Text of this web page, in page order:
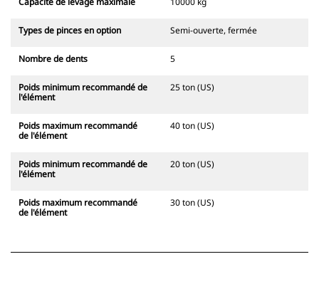
Types de pinces en option Semi-ouverte, fermée
Nombre de dents 5
Poids minimum recommandé de
l'élément
25 ton (US)
Poids maximum recommandé
de l'élément
40 ton (US)
Poids minimum recommandé de
l'élément
20 ton (US)
Poids maximum recommandé
de l'élément
30 ton (US)